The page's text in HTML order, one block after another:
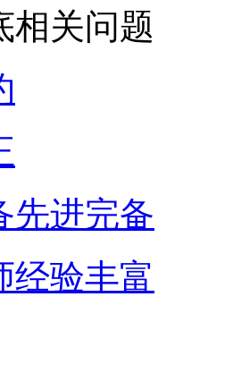
相关问题
先进完备
经验丰富